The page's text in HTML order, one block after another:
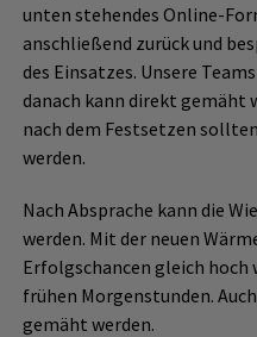
unten stehendes Online-
anschließend zurück und
des Einsatzes. Unsere
danach kann direkt gemäht
nach dem Festsetzen
werden.
Nach Absprache kann die
werden. Mit der neuen
Erfolgschancen gleich hoch
frühen Morgenstunden.
gemäht werden.